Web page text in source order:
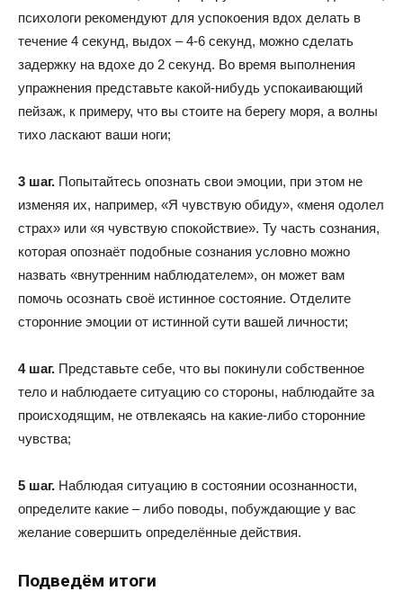
психологи рекомендуют для успокоения вдох делать в
течение 4 секунд, выдох – 4-6 секунд, можно сделать
задержку на вдохе до 2 секунд. Во время выполнения
упражнения представьте какой-нибудь успокаивающий
пейзаж, к примеру, что вы стоите на берегу моря, а волны
тихо ласкают ваши ноги;
3 шаг. Попытайтесь опознать свои эмоции, при этом не
изменяя их, например, «Я чувствую обиду», «меня одолел
страх» или «я чувствую спокойствие». Ту часть сознания,
которая опознаёт подобные сознания условно можно
назвать «внутренним наблюдателем», он может вам
помочь осознать своё истинное состояние. Отделите
сторонние эмоции от истинной сути вашей личности;
4 шаг. Представьте себе, что вы покинули собственное
тело и наблюдаете ситуацию со стороны, наблюдайте за
происходящим, не отвлекаясь на какие-либо сторонние
чувства;
5 шаг. Наблюдая ситуацию в состоянии осознанности,
определите какие – либо поводы, побуждающие у вас
желание совершить определённые действия.
Подведём итоги